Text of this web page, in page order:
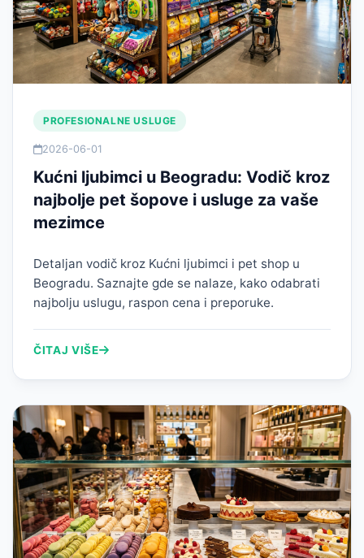
PROFESIONALNE USLUGE
2026-06-01
Kućni ljubimci u Beogradu: Vodič kroz
najbolje pet šopove i usluge za vaše
mezimce
Detaljan vodič kroz Kućni ljubimci i pet shop u
Beogradu. Saznajte gde se nalaze, kako odabrati
najbolju uslugu, raspon cena i preporuke.
ČITAJ VIŠE